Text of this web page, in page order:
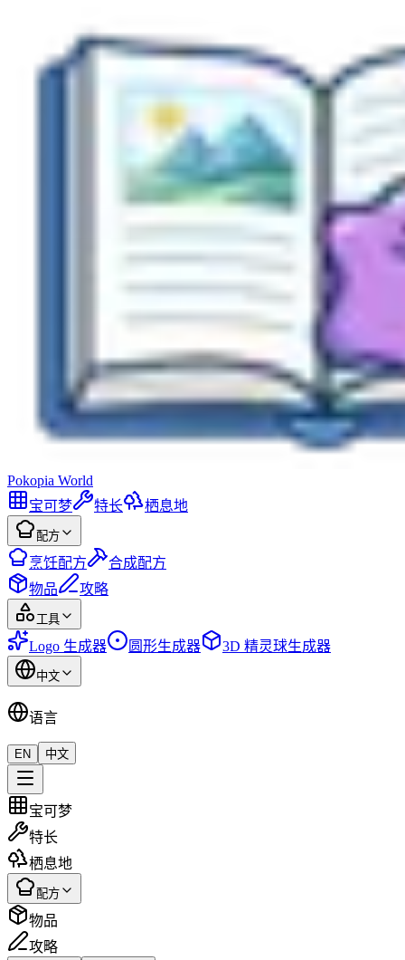
Pokopia World
宝可梦
特长 栖息地
配方
烹饪配方
合成配方
物品
攻略
工具
Logo 生成器 圆形生成器 3D 精灵球生成器
中文
语言
EN 中文
宝可梦
特长
栖息地
配方
物品
攻略